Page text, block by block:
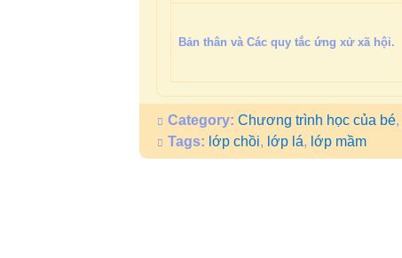
Bản thân và Các quy tắc ứng xử xã hội.
Category: Chương trình học của bé,
Tags: lớp chồi, lớp lá, lớp mầm